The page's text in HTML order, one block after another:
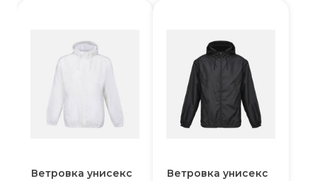
Ветровка унисекс
Ветровка унисекс